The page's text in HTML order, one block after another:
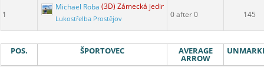
1
Michael Roba (3D) Zámecká jediná
Lukostřelba Prostějov 0 after 0 145
POS. ŠPORTOVEC AVERAGE
ARROW